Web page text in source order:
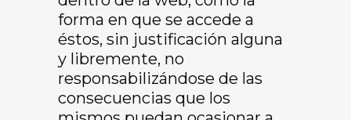
forma en que se accede a
éstos, sin justificación alguna
y libremente, no
responsabilizándose de las
consecuencias que los